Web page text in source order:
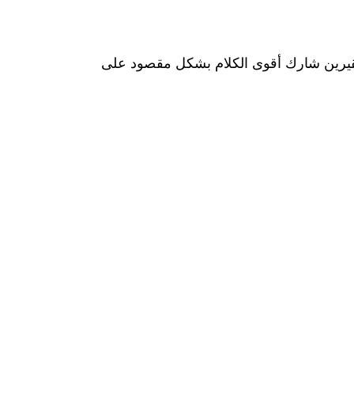
شارك أقوى الكلام بشكل مقصود على